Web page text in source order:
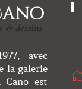
avec
la galerie
Cano est